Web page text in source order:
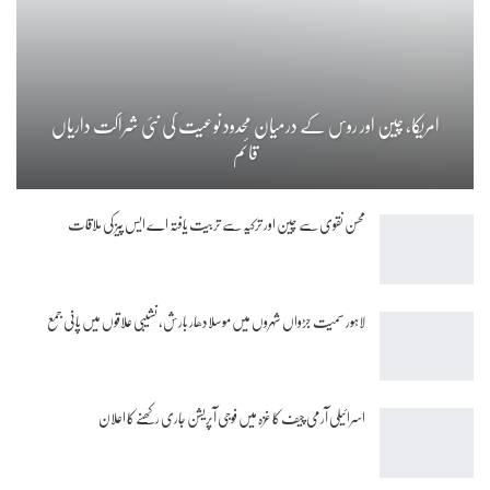
امریکا، چین اور روس کے درمیان محدود نوعیت کی نئی شراکت داریاں
قائم
محسن نقوی سے چین اور ترکیہ سے تربیت یافتہ اے ایس پیز کی ملاقات
لاہور سمیت جڑواں شہروں میں موسلادھار بارش، نشیبی علاقوں میں پانی جمع
اسرائیلی آرمی چیف کا غزہ میں فوجی آپریشن جاری رکھنے کا اعلان